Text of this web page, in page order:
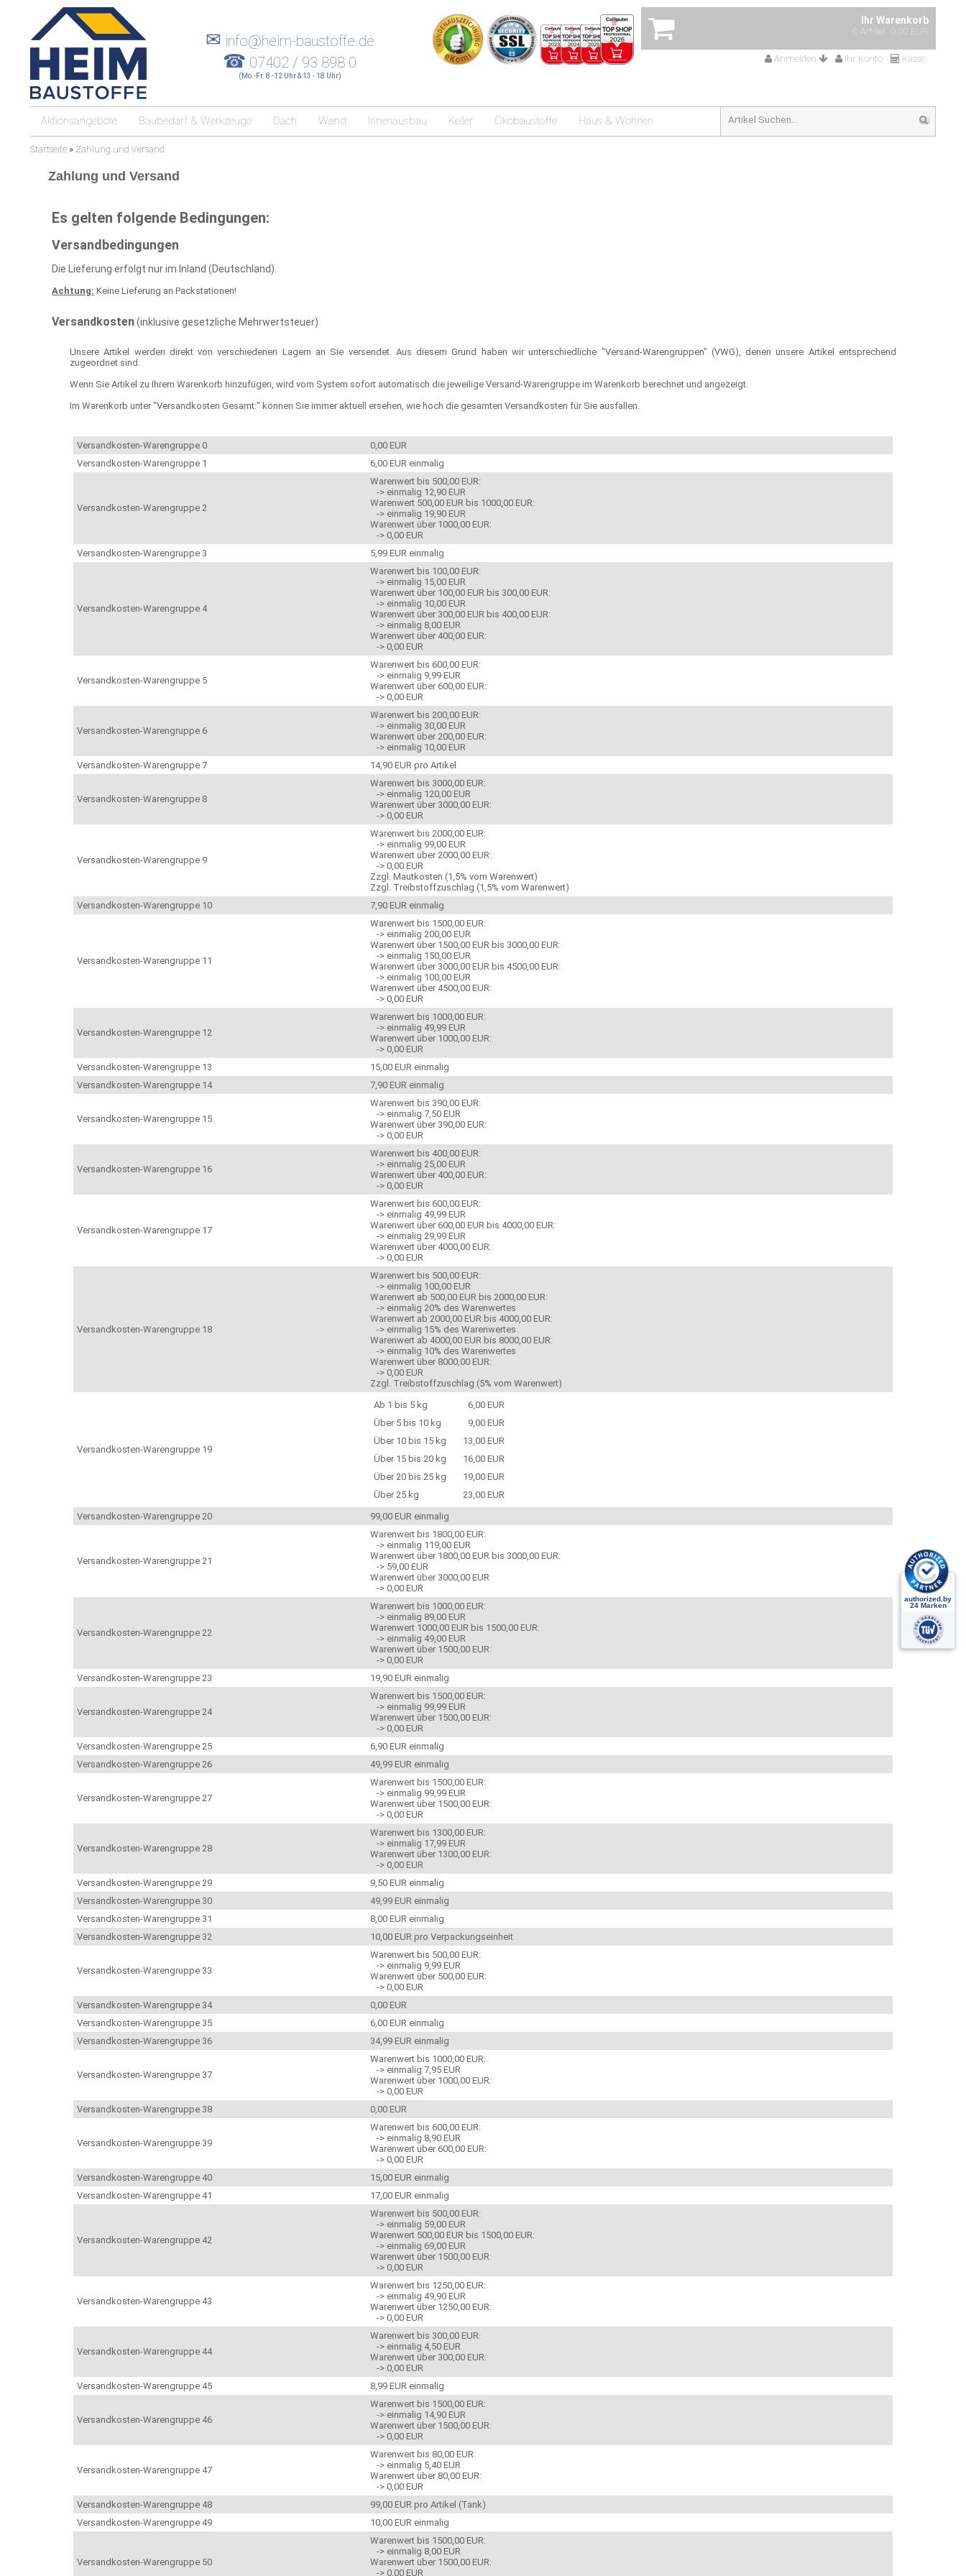
Ihr Warenkorb
0 Artikel 0,00 EUR
Anmelden Ihr Konto Kasse
✉ info@heim-baustoffe.de
☎ 07402 / 93 898 0
(Mo.-Fr. 8 -12 Uhr & 13 - 18 Uhr)
Aktionsangebote Baubedarf & Werkzeuge Dach Wand Innenausbau Keller Ökobaustoffe Haus & Wohnen
Startseite » Zahlung und Versand
Zahlung und Versand
Es gelten folgende Bedingungen:
Versandbedingungen
Die Lieferung erfolgt nur im Inland (Deutschland).
Achtung: Keine Lieferung an Packstationen!
Versandkosten(inklusive gesetzliche Mehrwertsteuer)
Unsere Artikel werden direkt von verschiedenen Lagern an Sie versendet. Aus diesem Grund haben wir unterschiedliche "Versand-Warengruppen" (VWG), denen unsere Artikel entsprechend
zugeordnet sind.
Wenn Sie Artikel zu Ihrem Warenkorb hinzufügen, wird vom System sofort automatisch die jeweilige Versand-Warengruppe im Warenkorb berechnet und angezeigt.
Im Warenkorb unter "Versandkosten Gesamt:" können Sie immer aktuell ersehen, wie hoch die gesamten Versandkosten für Sie ausfallen.
Versandkosten-Warengruppe 0
0,00 EUR
Versandkosten-Warengruppe 1
6,00 EUR einmalig
Versandkosten-Warengruppe 2
Warenwert bis 500,00 EUR:
-> einmalig 12,90 EUR
Warenwert 500,00 EUR bis 1000,00 EUR:
-> einmalig 19,90 EUR
Warenwert über 1000,00 EUR:
-> 0,00 EUR
Versandkosten-Warengruppe 3
5,99 EUR einmalig
Versandkosten-Warengruppe 4
Warenwert bis 100,00 EUR:
-> einmalig 15,00 EUR
Warenwert über 100,00 EUR bis 300,00 EUR:
-> einmalig 10,00 EUR
Warenwert über 300,00 EUR bis 400,00 EUR:
-> einmalig 8,00 EUR
Warenwert über 400,00 EUR:
-> 0,00 EUR
Versandkosten-Warengruppe 5
Warenwert bis 600,00 EUR:
-> einmalig 9,99 EUR
Warenwert über 600,00 EUR:
-> 0,00 EUR
Versandkosten-Warengruppe 6
Warenwert bis 200,00 EUR:
-> einmalig 30,00 EUR
Warenwert über 200,00 EUR:
-> einmalig 10,00 EUR
Versandkosten-Warengruppe 7
14,90 EUR pro Artikel
Versandkosten-Warengruppe 8
Warenwert bis 3000,00 EUR:
-> einmalig 120,00 EUR
Warenwert über 3000,00 EUR:
-> 0,00 EUR
Versandkosten-Warengruppe 9
Warenwert bis 2000,00 EUR:
-> einmalig 99,00 EUR
Warenwert über 2000,00 EUR:
-> 0,00 EUR
Zzgl. Mautkosten (1,5% vom Warenwert)
Zzgl. Treibstoffzuschlag (1,5% vom Warenwert)
Versandkosten-Warengruppe 10
7,90 EUR einmalig
Versandkosten-Warengruppe 11
Warenwert bis 1500,00 EUR:
-> einmalig 200,00 EUR
Warenwert über 1500,00 EUR bis 3000,00 EUR:
-> einmalig 150,00 EUR
Warenwert über 3000,00 EUR bis 4500,00 EUR:
-> einmalig 100,00 EUR
Warenwert über 4500,00 EUR:
-> 0,00 EUR
Versandkosten-Warengruppe 12
Warenwert bis 1000,00 EUR:
-> einmalig 49,99 EUR
Warenwert über 1000,00 EUR:
-> 0,00 EUR
Versandkosten-Warengruppe 13
15,00 EUR einmalig
Versandkosten-Warengruppe 14
7,90 EUR einmalig
Versandkosten-Warengruppe 15
Warenwert bis 390,00 EUR:
-> einmalig 7,50 EUR
Warenwert über 390,00 EUR:
-> 0,00 EUR
Versandkosten-Warengruppe 16
Warenwert bis 400,00 EUR:
-> einmalig 25,00 EUR
Warenwert über 400,00 EUR:
-> 0,00 EUR
Versandkosten-Warengruppe 17
Warenwert bis 600,00 EUR:
-> einmalig 49,99 EUR
Warenwert über 600,00 EUR bis 4000,00 EUR:
-> einmalig 29,99 EUR
Warenwert über 4000,00 EUR:
-> 0,00 EUR
Versandkosten-Warengruppe 18
Warenwert bis 500,00 EUR:
-> einmalig 100,00 EUR
Warenwert ab 500,00 EUR bis 2000,00 EUR:
-> einmalig 20% des Warenwertes
Warenwert ab 2000,00 EUR bis 4000,00 EUR:
-> einmalig 15% des Warenwertes
Warenwert ab 4000,00 EUR bis 8000,00 EUR:
-> einmalig 10% des Warenwertes
Warenwert über 8000,00 EUR:
-> 0,00 EUR
Zzgl. Treibstoffzuschlag (5% vom Warenwert)
Versandkosten-Warengruppe 19
Ab 1 bis 5 kg
6,00 EUR
Über 5 bis 10 kg
9,00 EUR
Über 10 bis 15 kg
13,00 EUR
Über 15 bis 20 kg
16,00 EUR
Über 20 bis 25 kg
19,00 EUR
Über 25 kg
23,00 EUR
Versandkosten-Warengruppe 20
99,00 EUR einmalig
Versandkosten-Warengruppe 21
Warenwert bis 1800,00 EUR:
-> einmalig 119,00 EUR
Warenwert über 1800,00 EUR bis 3000,00 EUR:
-> 59,00 EUR
Warenwert über 3000,00 EUR
-> 0,00 EUR
Versandkosten-Warengruppe 22
Warenwert bis 1000,00 EUR:
-> einmalig 89,00 EUR
Warenwert 1000,00 EUR bis 1500,00 EUR:
-> einmalig 49,00 EUR
Warenwert über 1500,00 EUR:
-> 0,00 EUR
Versandkosten-Warengruppe 23
19,90 EUR einmalig
Versandkosten-Warengruppe 24
Warenwert bis 1500,00 EUR:
-> einmalig 99,99 EUR
Warenwert über 1500,00 EUR:
-> 0,00 EUR
Versandkosten-Warengruppe 25
6,90 EUR einmalig
Versandkosten-Warengruppe 26
49,99 EUR einmalig
Versandkosten-Warengruppe 27
Warenwert bis 1500,00 EUR:
-> einmalig 99,99 EUR
Warenwert über 1500,00 EUR:
-> 0,00 EUR
Versandkosten-Warengruppe 28
Warenwert bis 1300,00 EUR:
-> einmalig 17,99 EUR
Warenwert über 1300,00 EUR:
-> 0,00 EUR
Versandkosten-Warengruppe 29
9,50 EUR einmalig
Versandkosten-Warengruppe 30
49,99 EUR einmalig
Versandkosten-Warengruppe 31
8,00 EUR einmalig
Versandkosten-Warengruppe 32
10,00 EUR pro Verpackungseinheit
Versandkosten-Warengruppe 33
Warenwert bis 500,00 EUR:
-> einmalig 9,99 EUR
Warenwert über 500,00 EUR:
-> 0,00 EUR
Versandkosten-Warengruppe 34
0,00 EUR
Versandkosten-Warengruppe 35
6,00 EUR einmalig
Versandkosten-Warengruppe 36
34,99 EUR einmalig
Versandkosten-Warengruppe 37
Warenwert bis 1000,00 EUR:
-> einmalig 7,95 EUR
Warenwert über 1000,00 EUR:
-> 0,00 EUR
Versandkosten-Warengruppe 38
0,00 EUR
Versandkosten-Warengruppe 39
Warenwert bis 600,00 EUR:
-> einmalig 8,90 EUR
Warenwert über 600,00 EUR:
-> 0,00 EUR
Versandkosten-Warengruppe 40
15,00 EUR einmalig
Versandkosten-Warengruppe 41
17,00 EUR einmalig
Versandkosten-Warengruppe 42
Warenwert bis 500,00 EUR:
-> einmalig 59,00 EUR
Warenwert 500,00 EUR bis 1500,00 EUR:
-> einmalig 69,00 EUR
Warenwert über 1500,00 EUR:
-> 0,00 EUR
Versandkosten-Warengruppe 43
Warenwert bis 1250,00 EUR:
-> einmalig 49,90 EUR
Warenwert über 1250,00 EUR:
-> 0,00 EUR
Versandkosten-Warengruppe 44
Warenwert bis 300,00 EUR:
-> einmalig 4,50 EUR
Warenwert über 300,00 EUR:
-> 0,00 EUR
Versandkosten-Warengruppe 45
8,99 EUR einmalig
Versandkosten-Warengruppe 46
Warenwert bis 1500,00 EUR:
-> einmalig 14,90 EUR
Warenwert über 1500,00 EUR:
-> 0,00 EUR
Versandkosten-Warengruppe 47
Warenwert bis 80,00 EUR:
-> einmalig 5,40 EUR
Warenwert über 80,00 EUR:
-> 0,00 EUR
Versandkosten-Warengruppe 48
99,00 EUR pro Artikel (Tank)
Versandkosten-Warengruppe 49
10,00 EUR einmalig
Versandkosten-Warengruppe 50
Warenwert bis 1500,00 EUR:
-> einmalig 8,00 EUR
Warenwert über 1500,00 EUR:
-> 0,00 EUR